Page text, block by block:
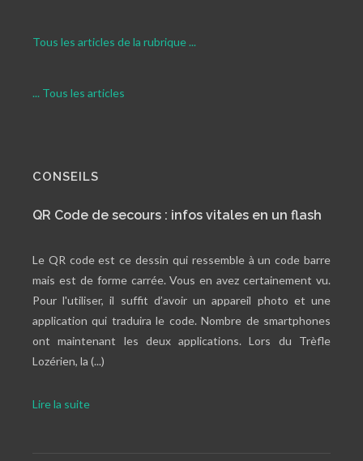
Tous les articles de la rubrique ...
... Tous les articles
CONSEILS
QR Code de secours : infos vitales en un flash
Le QR code est ce dessin qui ressemble à un code barre
mais est de forme carrée. Vous en avez certainement vu.
Pour l'utiliser, il suffit d’avoir un appareil photo et une
application qui traduira le code. Nombre de smartphones
ont maintenant les deux applications. Lors du Trèfle
Lozérien, la (...)
Lire la suite